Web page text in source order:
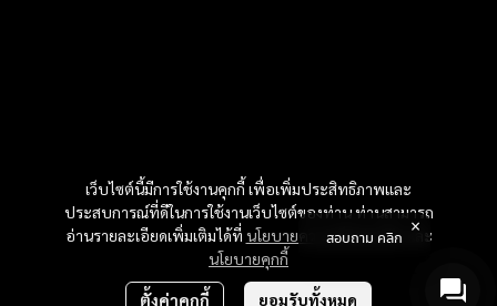
เว็บไซต์นี้มีการใช้งานคุกกี้ เพื่อเพิ่มประสิทธิภาพและ
ประสบการณ์ที่ดีในการใช้งานเว็บไซต์ของท่าน ท่านสามารถ
อ่านรายละเอียดเพิ่มเติมได้ที่ นโยบายความเป็นส่วนตัว และ
นโยบายคุกกี้
ตั้งค่าคุกกี้ ยอมรับทั้งหมด
สอบถาม คลิก